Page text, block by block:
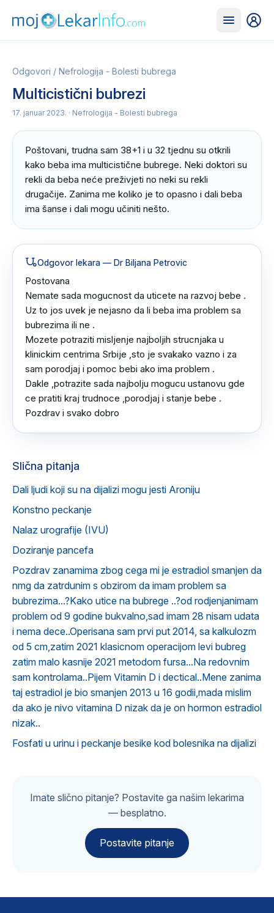
Odgovori / Nefrologija - Bolesti bubrega
Multicistični bubrezi
17. januar 2023. · Nefrologija - Bolesti bubrega
Poštovani, trudna sam 38+1 i u 32 tjednu su otkrili
kako beba ima multicistične bubrege. Neki doktori su
rekli da beba neće preživjeti no neki su rekli
drugačije. Zanima me koliko je to opasno i dali beba
ima šanse i dali mogu učiniti nešto.
Odgovor lekara — Dr Biljana Petrovic
Postovana
Nemate sada mogucnost da uticete na razvoj bebe .
Uz to jos uvek je nejasno da li beba ima problem sa
bubrezima ili ne .
Mozete potraziti misljenje najboljih strucnjaka u
klinickim centrima Srbije ,sto je svakako vazno i za
sam porodjaj i pomoc bebi ako ima problem .
Dakle ,potrazite sada najbolju mogucu ustanovu gde
ce pratiti kraj trudnoce ,porodjaj i stanje bebe .
Pozdrav i svako dobro
Slična pitanja
Dali ljudi koji su na dijalizi mogu jesti Aroniju
Konstno peckanje
Nalaz urografije (IVU)
Doziranje pancefa
Pozdrav zanamima zbog cega mi je estradiol smanjen da
nmg da zatrdunim s obzirom da imam problem sa
bubrezima...?Kako utice na bubrege ..?od rodjenjanimam
problem od 9 godine bukvalno,sad imam 28 nisam udata
i nema dece..Operisana sam prvi put 2014, sa kalkulozm
od 5 cm,zatim 2021 klasicnom operacijom levi bubreg
zatim malo kasnije 2021 metodom fursa...Na redovnim
sam kontrolama..Pijem Vitamin D i dectical..Mene zanima
taj estradiol je bio smanjen 2013 u 16 godii,mada mislim
da ako je nivo vitamina D nizak da je on hormon estradiol
nizak..
Fosfati u urinu i peckanje besike kod bolesnika na dijalizi
Imate slično pitanje? Postavite ga našim lekarima
— besplatno.
Postavite pitanje